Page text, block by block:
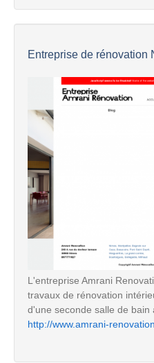
Entreprise de rénovation
L'entreprise Amrani
travaux de rénovation
d'une seconde salle de bain
http://www.amrani-